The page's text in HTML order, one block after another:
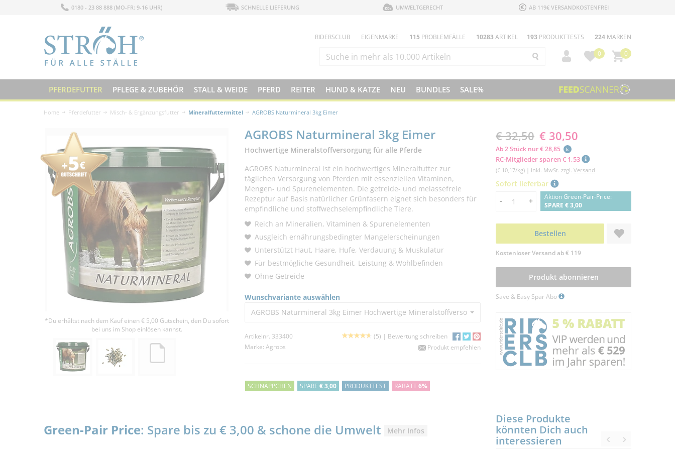
0180 - 23 88 888 (MO-FR: 9-16 UHR) SCHNELLE LIEFERUNG UMWELTGERECHT AB 119€ VERSANDKOSTENFREI
193 PRODUKTTESTS 224 MARKEN
RIDERSCLUB EIGENMARKE 115 PROBLEMFÄLLE 10283ARTIKEL
0
0
PFERDEFUTTER PFLEGE & ZUBEHÖR STALL & WEIDE PFERD REITER HUND & KATZE NEU BUNDLES SALE%
Home Pferdefutter Misch- & Ergänzungsfutter Mineralfuttermittel AGROBS Naturmineral 3kg Eimer
*Du erhältst nach dem Kauf einen € 5,00 Gutschein, den Du sofort
bei uns im Shop einlösen kannst.
AGROBS Naturmineral 3kg Eimer
Hochwertige Mineralstoffversorgung für alle Pferde
AGROBS Naturmineral ist ein hochwertiges Mineralfutter zur
täglichen Versorgung von Pferden mit essenziellen Vitaminen,
Mengen- und Spurenelementen. Die getreide- und melassefreie
Rezeptur auf Basis natürlicher Grünfasern eignet sich besonders für
empfindliche und stoffwechselempfindliche Tiere.
Reich an Mineralien, Vitaminen & Spurenelementen
Ausgleich ernährungsbedingter Mangelerscheinungen
Unterstützt Haut, Haare, Hufe, Verdauung & Muskulatur
Für bestmögliche Gesundheit, Leistung & Wohlbefinden
Ohne Getreide
Wunschvariante auswählen
AGROBS Naturmineral 3kg Eimer Hochwertige Mineralstoffversorgung für alle Pferde
Artikelnr. 333400 (5) | Bewertung schreiben
Marke: Agrobs Produkt empfehlen
€ 32,50 € 30,50
Ab 2 Stück nur € 28,85 k
RC-Mitglieder sparen € 1,53
(€ 10,17/kg) | inkl. MwSt. zzgl. Versand
Sofort lieferbar
Menge
- +
Aktion Green-Pair-Price:
SPARE € 3,00
Bestellen
Kostenloser Versand ab € 119
Produkt abonnieren
Save & Easy Spar Abo
SCHNÄPPCHEN SPARE € 3,00 PRODUKTTEST RABATT6%
Green-Pair Price: Spare bis zu € 3,00 & schone die Umwelt Mehr Infos
Diese Produkte
könnten Dich auch
interessieren